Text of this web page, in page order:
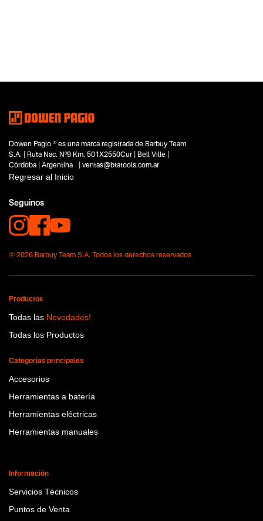
Segmentos - pendiente
Carpintería
Capacidad
No items found.
Funcion o uso
No items found.
Tecnologia
Magnum
Dowen Pagio ® es una marca registrada de Barbuy Team
S.A. | Ruta Nac. Nº9 Km. 501X2550Cur | Bell Ville |
Córdoba | Argentina | ventas@btatools.com.ar
Regresar al Inicio
Seguinos
© 2026 Barbuy Team S.A. Todos los derechos reservados
Productos
Todas las Novedades!
Todas los Productos
Categorías principales
Accesorios
Herramientas a batería
Herramientas eléctricas
Herramientas manuales
Información
Servicios Técnicos
Puntos de Venta